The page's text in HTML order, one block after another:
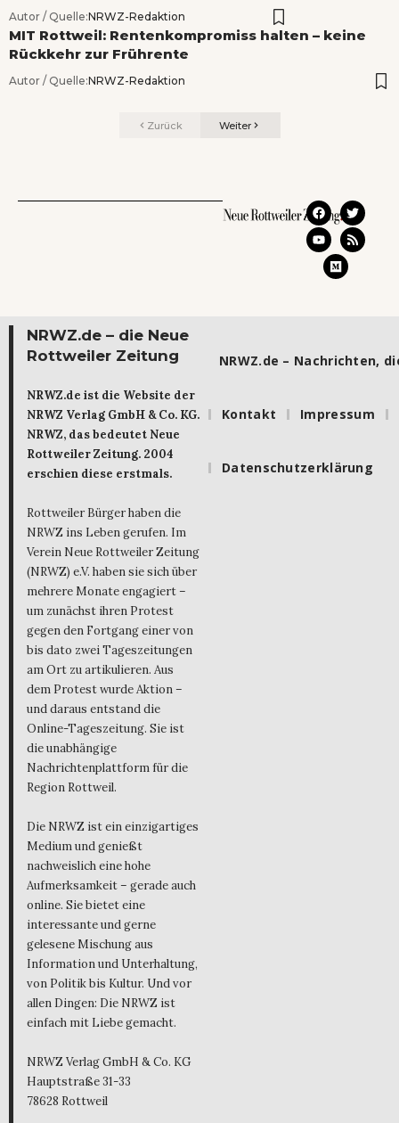
Autor / Quelle:NRWZ-Redaktion
MIT Rottweil: Rentenkompromiss halten – keine
Rückkehr zur Frührente
Autor / Quelle:NRWZ-Redaktion
Zurück Weiter
NRWZ.de – die Neue
Rottweiler Zeitung
NRWZ.de ist die Website der
NRWZ Verlag GmbH & Co. KG.
NRWZ, das bedeutet Neue
Rottweiler Zeitung. 2004
erschien diese erstmals.
Rottweiler Bürger haben die
NRWZ ins Leben gerufen. Im
Verein Neue Rottweiler Zeitung
(NRWZ) e.V. haben sie sich über
mehrere Monate engagiert –
um zunächst ihren Protest
gegen den Fortgang einer von
bis dato zwei Tageszeitungen
am Ort zu artikulieren. Aus
dem Protest wurde Aktion –
und daraus entstand die
Online-Tageszeitung. Sie ist
die unabhängige
Nachrichtenplattform für die
Region Rottweil.
Die NRWZ ist ein einzigartiges
Medium und genießt
nachweislich eine hohe
Aufmerksamkeit – gerade auch
online. Sie bietet eine
interessante und gerne
gelesene Mischung aus
Information und Unterhaltung,
von Politik bis Kultur. Und vor
allen Dingen: Die NRWZ ist
einfach mit Liebe gemacht.
NRWZ Verlag GmbH & Co. KG
Hauptstraße 31-33
78628 Rottweil
NRWZ.de – Nachrichten,
Kontakt Impressum
Datenschutzerklärung